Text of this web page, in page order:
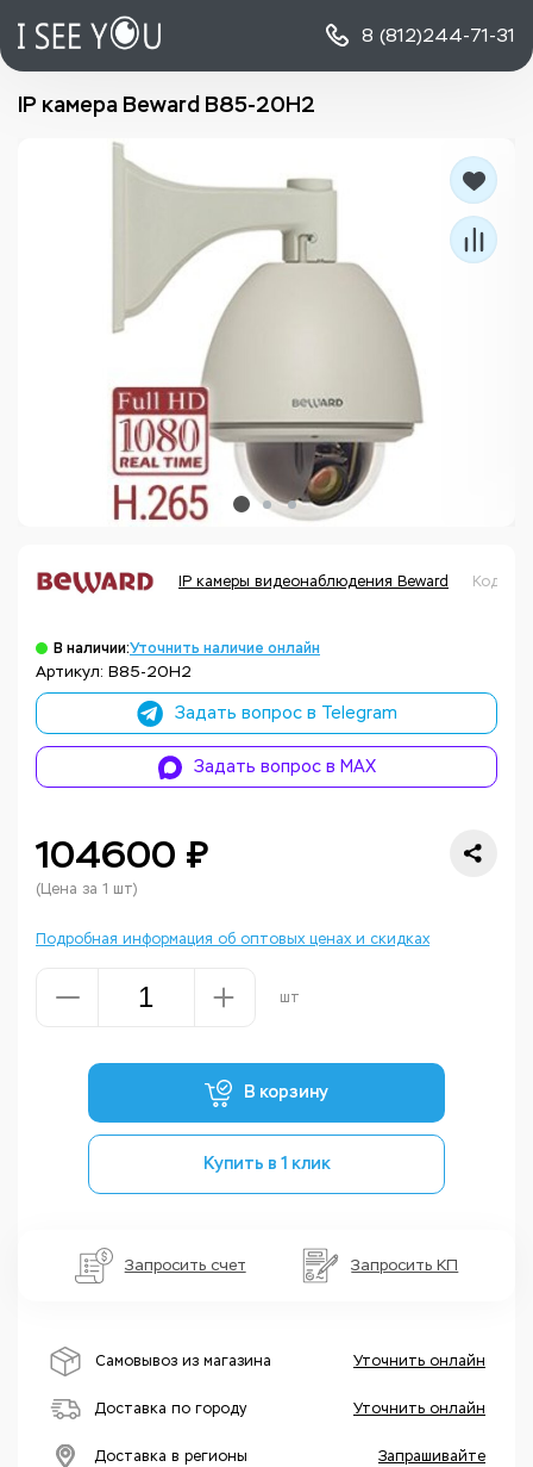
8 (812)244-71-31
IP камера Beward B85-20H2
IP камеры видеонаблюдения Beward Код
В наличии:Уточнить наличие онлайн
Артикул: B85-20H2
Задать вопрос в Telegram
Задать вопрос в MAX
104600 ₽
(Цена за 1 шт)
Подробная информация об оптовых ценах и скидках
шт
В корзину
Купить в 1 клик
Запросить счет Запросить КП
Самовывоз из магазина Уточнить онлайн
Доставка по городу Уточнить онлайн
Доставка в регионы Запрашивайте